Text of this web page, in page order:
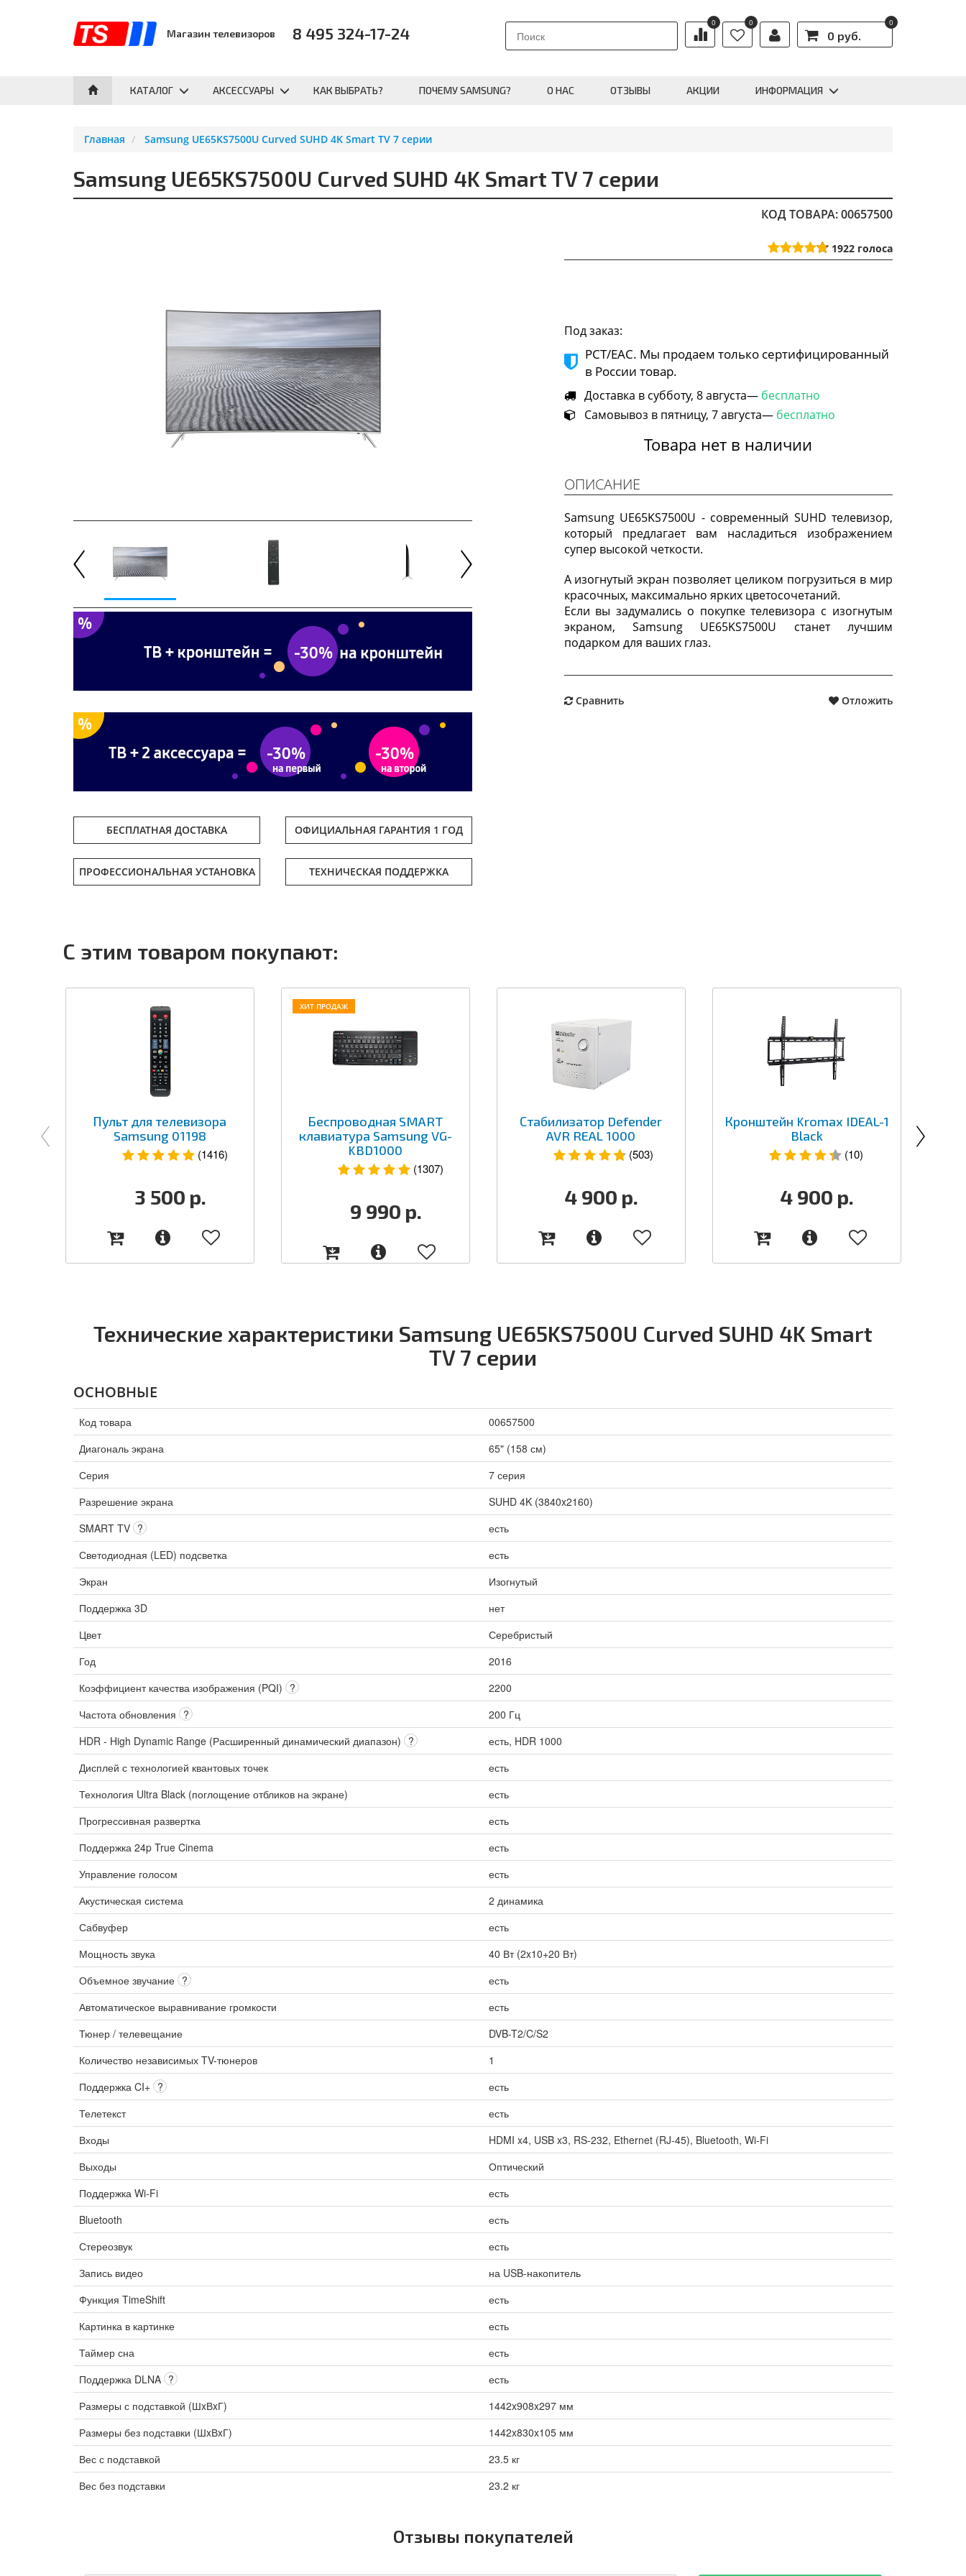
Магазин телевизоров 8 495 324-17-24
0 0
0 руб.
0
КАТАЛОГ АКСЕССУАРЫ КАК ВЫБРАТЬ? ПОЧЕМУ SAMSUNG? О НАС ОТЗЫВЫ АКЦИИ ИНФОРМАЦИЯ
Главная Samsung UE65KS7500U Curved SUHD 4K Smart TV 7 серии
Samsung UE65KS7500U Curved SUHD 4K Smart TV 7 серии
КОД ТОВАРА: 00657500
БЕСПЛАТНАЯ ДОСТАВКА ОФИЦИАЛЬНАЯ ГАРАНТИЯ 1 ГОД
ТЕХНИЧЕСКАЯ ПОДДЕРЖКА
ПРОФЕССИОНАЛЬНАЯ УСТАНОВКА
1922 голоса
Под заказ:
РСТ/ЕАС. Мы продаем только сертифицированный
в России товар.
Доставка в субботу, 8 августа— бесплатно
Самовывоз в пятницу, 7 августа— бесплатно
Товара нет в наличии
ОПИСАНИЕ
Samsung UE65KS7500U - современный SUHD телевизор,
который предлагает вам насладиться изображением
супер высокой четкости.
А изогнутый экран позволяет целиком погрузиться в мир
красочных, максимально ярких цветосочетаний.
Если вы задумались о покупке телевизора с изогнутым
экраном, Samsung UE65KS7500U станет лучшим
подарком для ваших глаз.
Сравнить Отложить
С этим товаром покупают:
Пульт для телевизора
Samsung 01198
(1416)
3 500 р.
ХИТ ПРОДАЖ
Беспроводная SMART
клавиатура Samsung VG-
KBD1000
(1307)
9 990 р.
Стабилизатор Defender
AVR REAL 1000
(503)
4 900 р.
Кронштейн Kromax IDEAL-1
Black
(10)
4 900 р.
Технические характеристики Samsung UE65KS7500U Curved SUHD 4K Smart
TV 7 серии
ОСНОВНЫЕ
Код товара
00657500
Диагональ экрана
65" (158 см)
Серия
7 серия
Разрешение экрана
SUHD 4K (3840x2160)
SMART TV ?
есть
Светодиодная (LED) подсветка
есть
Экран
Изогнутый
Поддержка 3D
нет
Цвет
Серебристый
Год
2016
Коэффициент качества изображения (PQI) ?
2200
Частота обновления ?
200 Гц
HDR - High Dynamic Range (Расширенный динамический диапазон) ?
есть, HDR 1000
Дисплей с технологией квантовых точек
есть
Технология Ultra Black (поглощение отбликов на экране)
есть
Прогрессивная развертка
есть
Поддержка 24p True Cinema
есть
Управление голосом
есть
Акустическая система
2 динамика
Сабвуфер
есть
Мощность звука
40 Вт (2x10+20 Вт)
Объемное звучание ?
есть
Автоматическое выравнивание громкости
есть
Тюнер / телевещание
DVB-T2/C/S2
Количество независимых TV-тюнеров
1
Поддержка CI+ ?
есть
Телетекст
есть
Входы
HDMI x4, USB x3, RS-232, Ethernet (RJ-45), Bluetooth, Wi-Fi
Выходы
Оптический
Поддержка Wi-Fi
есть
Bluetooth
есть
Стереозвук
есть
Запись видео
на USB-накопитель
Функция TimeShift
есть
Картинка в картинке
есть
Таймер сна
есть
Поддержка DLNA ?
есть
Размеры с подставкой (ШxВxГ)
1442x908x297 мм
Размеры без подставки (ШxВxГ)
1442x830x105 мм
Вес с подставкой
23.5 кг
Вес без подставки
23.2 кг
Отзывы покупателей